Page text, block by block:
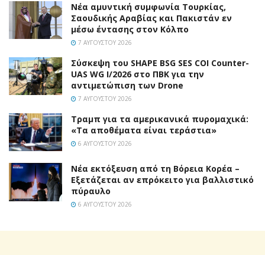
Νέα αμυντική συμφωνία Τουρκίας,
Σαουδικής Αραβίας και Πακιστάν εν
μέσω έντασης στον Κόλπο
7 ΑΥΓΟΎΣΤΟΥ 2026
Σύσκεψη του SHAPE BSG SES COI Counter-
UAS WG I/2026 στο ΠΒΚ για την
αντιμετώπιση των Drone
7 ΑΥΓΟΎΣΤΟΥ 2026
Τραμπ για τα αμερικανικά πυρομαχικά:
«Τα αποθέματα είναι τεράστια»
6 ΑΥΓΟΎΣΤΟΥ 2026
Νέα εκτόξευση από τη Βόρεια Κορέα –
Εξετάζεται αν επρόκειτο για βαλλιστικό
πύραυλο
6 ΑΥΓΟΎΣΤΟΥ 2026